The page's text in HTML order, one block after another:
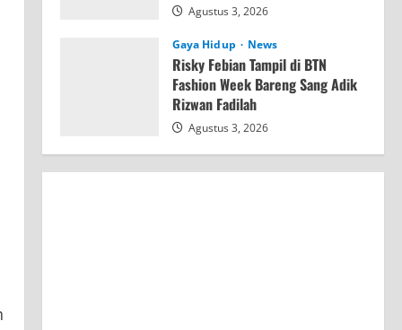
Agustus 3, 2026
Gaya Hidup News
Risky Febian Tampil di BTN
Fashion Week Bareng Sang Adik
Rizwan Fadilah
Agustus 3, 2026